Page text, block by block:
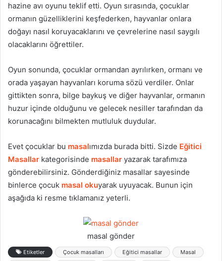
hazine avı oyunu teklif etti. Oyun sırasında, çocuklar
ormanın güzelliklerini keşfederken, hayvanlar onlara
doğayı nasıl koruyacaklarını ve çevrelerine nasıl saygılı
olacaklarını öğrettiler.
Oyun sonunda, çocuklar ormandan ayrılırken, ormanı ve
orada yaşayan hayvanları koruma sözü verdiler. Onlar
gittikten sonra, bilge baykuş ve diğer hayvanlar, ormanın
huzur içinde olduğunu ve gelecek nesiller tarafından da
korunacağını bilmekten mutluluk duydular.
Evet çocuklar bu masalımızda burada bitti. Sizde Eğitici
Masallar kategorisinde masallar yazarak tarafımıza
gönderebilirsiniz. Gönderdiğiniz masallar sayesinde
binlerce çocuk masal okuyarak uyuyacak. Bunun için
aşağıda ki resme tıklamanız yeterli.
masal gönder
Etiketler Çocuk masalları Eğitici masallar
Masal